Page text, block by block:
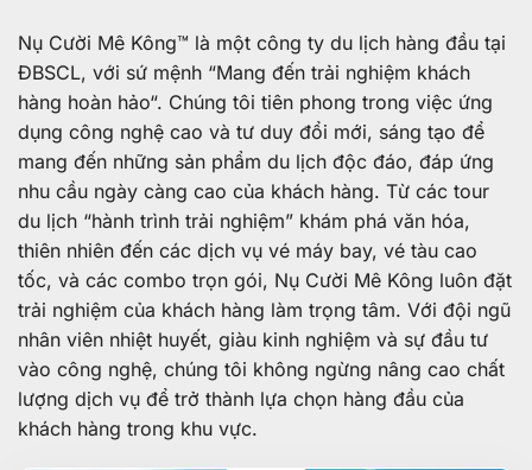
Nụ Cười Mê Kông™ là một công ty du lịch hàng đầu tại
ĐBSCL, với sứ mệnh “Mang đến trải nghiệm khách
hàng hoàn hảo“. Chúng tôi tiên phong trong việc ứng
dụng công nghệ cao và tư duy đổi mới, sáng tạo để
mang đến những sản phẩm du lịch độc đáo, đáp ứng
nhu cầu ngày càng cao của khách hàng. Từ các tour
du lịch “hành trình trải nghiệm” khám phá văn hóa,
thiên nhiên đến các dịch vụ vé máy bay, vé tàu cao
tốc, và các combo trọn gói, Nụ Cười Mê Kông luôn đặt
trải nghiệm của khách hàng làm trọng tâm. Với đội ngũ
nhân viên nhiệt huyết, giàu kinh nghiệm và sự đầu tư
vào công nghệ, chúng tôi không ngừng nâng cao chất
lượng dịch vụ để trở thành lựa chọn hàng đầu của
khách hàng trong khu vực.